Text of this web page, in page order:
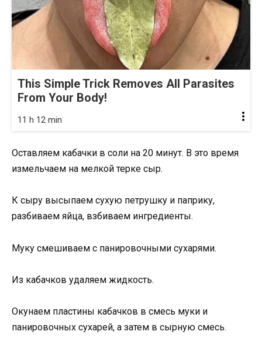
This Simple Trick Removes All Parasites
From Your Body!
11 h 12 min
Оставляем кабачки в соли на 20 минут. В это время
измельчаем на мелкой терке сыр.
К сыру высыпаем сухую петрушку и паприку,
разбиваем яйца, взбиваем ингредиенты.
Муку смешиваем с панировочными сухарями.
Из кабачков удаляем жидкость.
Окунаем пластины кабачков в смесь муки и
панировочных сухарей, а затем в сырную смесь.